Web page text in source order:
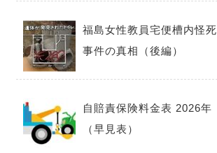
福島女性教員宅便槽内怪死
事件の真相（後編）
自賠責保険料金表 2026年
（早見表）